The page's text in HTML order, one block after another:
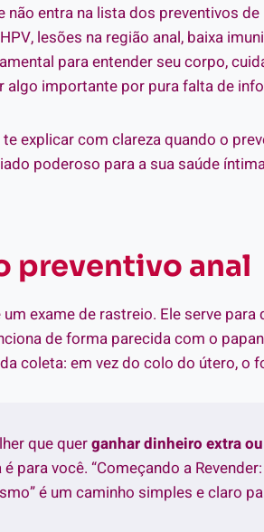
não entra na lista dos preventivos
lesões na região anal, baixa
para entender seu corpo,
algo importante por pura falta de
explicar com clareza quando o
poderoso para a sua saúde
preventivo anal
um exame de rastreio. Ele serve para
de forma parecida com o
coleta: em vez do colo do útero, o
que querganhar dinheiro extra
para você. “Começando a
é um caminho simples e claro